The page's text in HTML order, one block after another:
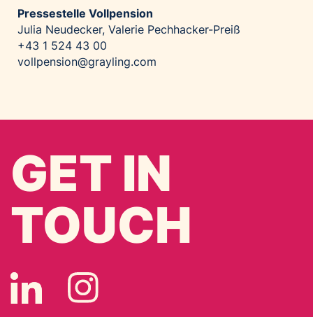
Pressestelle Vollpension
Julia Neudecker, Valerie Pechhacker-Preiß
+43 1 524 43 00
vollpension@grayling.com
GET IN
TOUCH